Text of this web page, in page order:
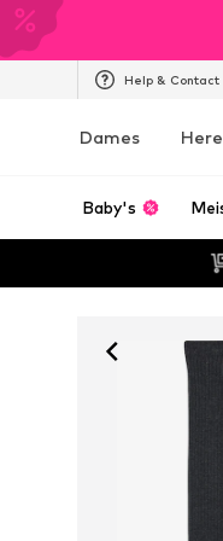
Help & Contact
Dames
Baby's